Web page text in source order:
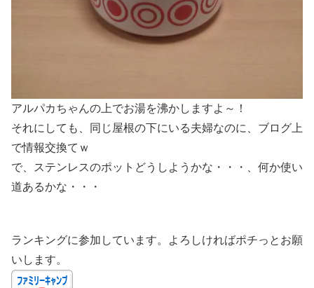
アルパカちゃんの上でお湯を沸かしますよ～！
それにしても、同じ屋根の下にいる夫婦なのに、ブログ上
で情報交換てｗ
で、ステンレスのポットどうしようかな・・・、何か使い
道あるかな・・・
ランキングに参加しています。よろしければポチっとお願
いします。